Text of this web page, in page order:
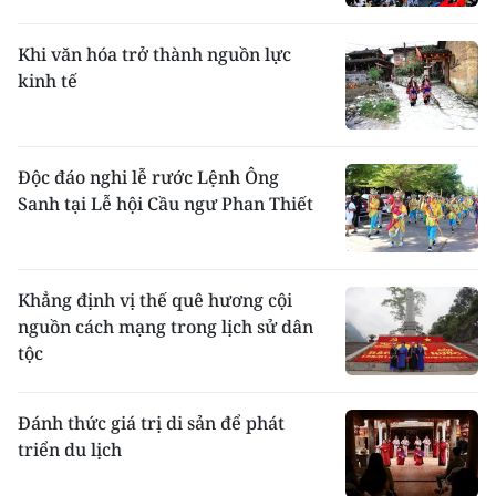
: Nam nữ đều quấn váy tấm. Ðàn ông
mặc áo cánh ngắn xẻ ngực cài khuy. Ðàn bà
mặc áo dài chui đầu. Màu chủ đạo trên y
phục là màu trắng của vải sợi bông. Ngày
ăn mặc như
ở miền Trung, chỉ có
chiếc áo dài chui đầu là còn thấy xuất hiện
trong giới nữ cao niên.
Vào dịp lễ Ramưwan, nam nữ người Chăm
Khi văn hóa trở thành nguồn lực
kinh tế
Độc đáo nghi lễ rước Lệnh Ông
Sanh tại Lễ hội Cầu ngư Phan Thiết
Khẳng định vị thế quê hương cội
nguồn cách mạng trong lịch sử dân
tộc
Đánh thức giá trị di sản để phát
triển du lịch